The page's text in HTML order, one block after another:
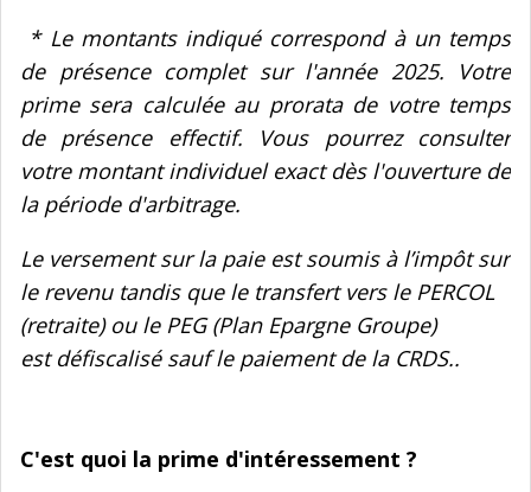
* Le montants indiqué correspond à un temps
de présence complet sur l'année 2025. Votre
prime sera calculée au prorata de votre temps
de présence effectif. Vous pourrez consulter
votre montant individuel exact dès l'ouverture de
la période d'arbitrage.
Le versement sur la paie est soumis à l’impôt sur
le revenu tandis que le transfert vers le PERCOL
(retraite) ou le PEG (Plan Epargne Groupe)
est défiscalisé sauf le paiement de la CRDS..
C'est quoi la prime d'intéressement ?